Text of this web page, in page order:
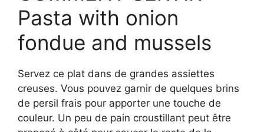
Pasta with onion
fondue and mussels
Servez ce plat dans de grandes assiettes
creuses. Vous pouvez garnir de quelques brins
de persil frais pour apporter une touche de
couleur. Un peu de pain croustillant peut être